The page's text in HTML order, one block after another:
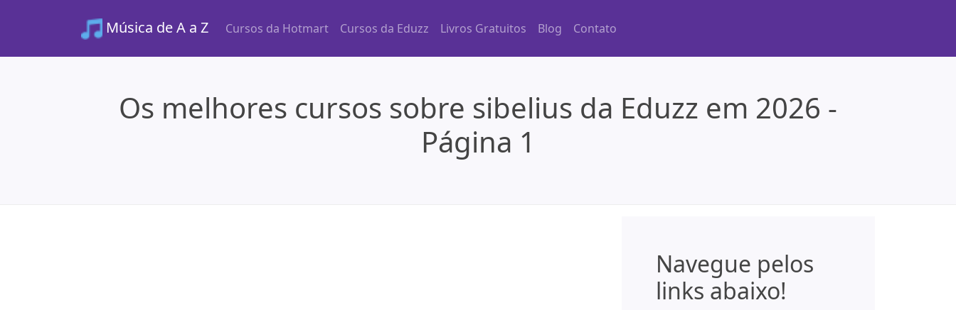
Música de A a Z Cursos da Hotmart Cursos da Eduzz Livros Gratuitos Blog Contato
Os melhores cursos sobre sibelius da Eduzz em 2026 -
Página 1
Navegue pelos
links abaixo!